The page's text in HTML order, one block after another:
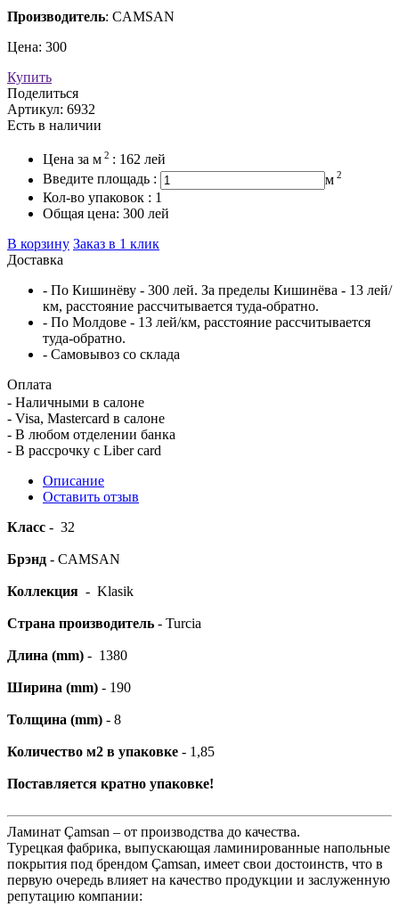
Производитель: CAMSAN
Цена: 300
Купить
Поделиться
Артикул: 6932
Есть в наличии
Цена за м 2 : 162 лей
Введите площадь :
м 2
Кол-во упаковок : 1
Общая цена: 300 лей
В корзину Заказ в 1 клик
Доставка
- По Кишинёву - 300 лей. За пределы Кишинёва - 13 лей/
км, расстояние рассчитывается туда-обратно.
- По Молдове - 13 лей/км, расстояние рассчитывается
туда-обратно.
- Самовывоз со склада
Оплата
- Наличными в салоне
- Visa, Mastercard в салоне
- В любом отделении банка
- В рассрочку c Liber card
Описание
Оставить отзыв
Класс - 32
Брэнд - CAMSAN
Коллекция - Klasik
Страна производитель - Turcia
Длина (mm) - 1380
Ширина (mm) - 190
Толщина (mm) - 8
Количество м2 в упаковке - 1,85
Поставляется кратно упаковке!
Ламинат Çamsan – от производства до качества.
Турецкая фабрика, выпускающая ламинированные напольные
покрытия под брендом Çamsan, имеет свои достоинств, что в
первую очередь влияет на качество продукции и заслуженную
репутацию компании: